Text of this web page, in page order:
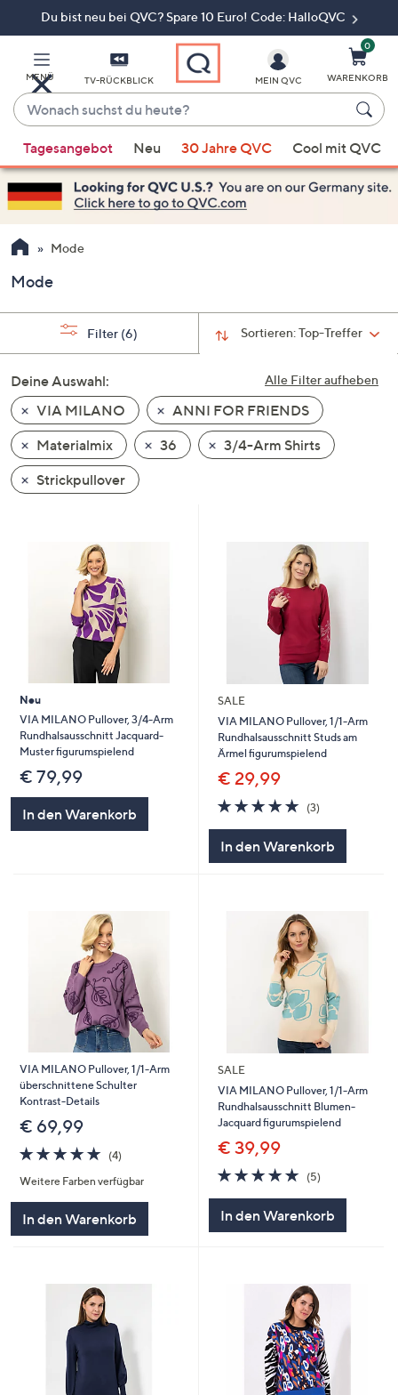
Du bist neu bei QVC? Spare 10 Euro! Code: HalloQVC
MENÜ TV-RÜCKBLICK
Wonach
suchst
du
heute?
Vorschläge
verfügbar
sind,
verwenden
Sie
Pfeiltasten
nach
und
nach
unten
oder
wischen
Sie
auf
anzuzeigen.
MEIN QVC
0
WARENKORB
Tagesangebot Neu 30 Jahre QVC Cool mit QVC
Mode
Mode
Sortieren:Top-Treffer
Filter (6)
Alle Filter aufheben
Deine Auswahl:
VIA MILANO
ANNI FOR FRIENDS
Materialmix
36
3/4-Arm Shirts
Strickpullover
Neu
VIA MILANO Pullover, 3/4-Arm
Rundhalsausschnitt Jacquard-
Muster figurumspielend
€ 79,99
In den Warenkorb
SALE
VIA MILANO Pullover, 1/1-Arm
Rundhalsausschnitt Studs am
Ärmel figurumspielend
€ 29,99
5.0
von
(3)3
In den Warenkorb
VIA MILANO Pullover, 1/1-Arm
überschnittene Schulter
Kontrast-Details
€ 69,99
5.0
von
5
(4)4
Weitere Farben verfügbar
In den Warenkorb
SALE
VIA MILANO Pullover, 1/1-Arm
Rundhalsausschnitt Blumen-
Jacquard figurumspielend
€ 39,99
5.0
von
(5)5
In den Warenkorb